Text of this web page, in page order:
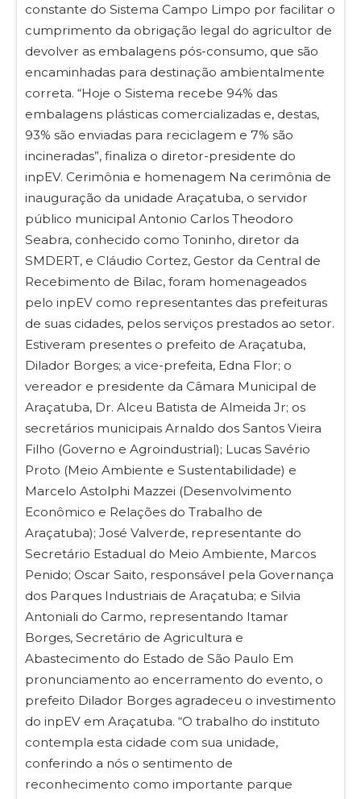
constante do Sistema Campo Limpo por facilitar o
cumprimento da obrigação legal do agricultor de
devolver as embalagens pós-consumo, que são
encaminhadas para destinação ambientalmente
correta. “Hoje o Sistema recebe 94% das
embalagens plásticas comercializadas e, destas,
93% são enviadas para reciclagem e 7% são
incineradas”, finaliza o diretor-presidente do
inpEV. Cerimônia e homenagem Na cerimônia de
inauguração da unidade Araçatuba, o servidor
público municipal Antonio Carlos Theodoro
Seabra, conhecido como Toninho, diretor da
SMDERT, e Cláudio Cortez, Gestor da Central de
Recebimento de Bilac, foram homenageados
pelo inpEV como representantes das prefeituras
de suas cidades, pelos serviços prestados ao setor.
Estiveram presentes o prefeito de Araçatuba,
Dilador Borges; a vice-prefeita, Edna Flor; o
vereador e presidente da Câmara Municipal de
Araçatuba, Dr. Alceu Batista de Almeida Jr; os
secretários municipais Arnaldo dos Santos Vieira
Filho (Governo e Agroindustrial); Lucas Savério
Proto (Meio Ambiente e Sustentabilidade) e
Marcelo Astolphi Mazzei (Desenvolvimento
Econômico e Relações do Trabalho de
Araçatuba); José Valverde, representante do
Secretário Estadual do Meio Ambiente, Marcos
Penido; Oscar Saito, responsável pela Governança
dos Parques Industriais de Araçatuba; e Silvia
Antoniali do Carmo, representando Itamar
Borges, Secretário de Agricultura e
Abastecimento do Estado de São Paulo Em
pronunciamento ao encerramento do evento, o
prefeito Dilador Borges agradeceu o investimento
do inpEV em Araçatuba. “O trabalho do instituto
contempla esta cidade com sua unidade,
conferindo a nós o sentimento de
reconhecimento como importante parque